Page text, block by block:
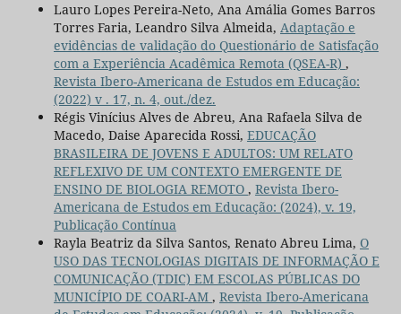
Lauro Lopes Pereira-Neto, Ana Amália Gomes Barros
Torres Faria, Leandro Silva Almeida, Adaptação e
evidências de validação do Questionário de Satisfação
com a Experiência Acadêmica Remota (QSEA-R) ,
Revista Ibero-Americana de Estudos em Educação:
(2022) v . 17, n. 4, out./dez.
Régis Vinícius Alves de Abreu, Ana Rafaela Silva de
Macedo, Daise Aparecida Rossi, EDUCAÇÃO
BRASILEIRA DE JOVENS E ADULTOS: UM RELATO
REFLEXIVO DE UM CONTEXTO EMERGENTE DE
ENSINO DE BIOLOGIA REMOTO , Revista Ibero-
Americana de Estudos em Educação: (2024), v. 19,
Publicação Contínua
Rayla Beatriz da Silva Santos, Renato Abreu Lima, O
USO DAS TECNOLOGIAS DIGITAIS DE INFORMAÇÃO E
COMUNICAÇÃO (TDIC) EM ESCOLAS PÚBLICAS DO
MUNICÍPIO DE COARI-AM , Revista Ibero-Americana